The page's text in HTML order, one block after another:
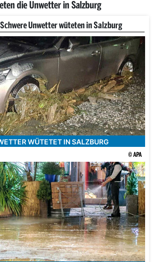
die Unwetter in Salzburg
Schwere Unwetter wüteten in Salzburg
WÜTETET IN SALZBURG
© APA